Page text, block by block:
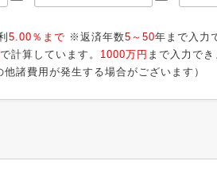
5.00％まで ※返済年数5～50年まで入力
で計算しています。 1000万円 まで入力で
諸費用が発生する場合がございます）